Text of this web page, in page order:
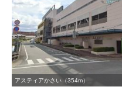
アスティアかさい（354m）